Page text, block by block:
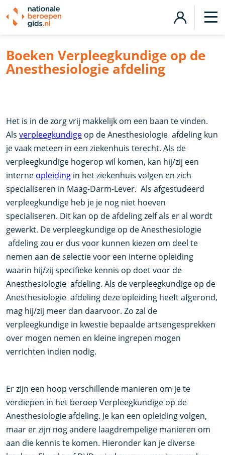
Boeken Verpleegkundige op de
Anesthesiologie afdeling
Het is in de zorg vrij makkelijk om een baan te vinden.
Alsverpleegkundige op de Anesthesiologie afdeling kun
je vaak meteen in een ziekenhuis terecht. Als de
verpleegkundige hogerop wil komen, kan hij/zij een
interne opleiding in het ziekenhuis volgen en zich
specialiseren in Maag-Darm-Lever. Als afgestudeerd
verpleegkundige heb je je nog niet hoeven
specialiseren. Dit kan op de afdeling zelf als er al wordt
gewerkt. De verpleegkundige op de Anesthesiologie
afdeling zou er dus voor kunnen kiezen om deel te
nemen aan de selectie voor een interne opleiding
waarin hij/zij specifieke kennis op doet voor de
Anesthesiologie afdeling. Als de verpleegkundige op de
Anesthesiologie afdeling deze opleiding heeft afgerond,
mag hij/zij meer dan daarvoor. Zo zal de
verpleegkundige in kwestie bepaalde artsengesprekken
over mogen nemen en kleine ingrepen mogen
verrichten indien nodig.
Er zijn een hoop verschillende manieren om je te
verdiepen in het beroep Verpleegkundige op de
Anesthesiologie afdeling. Je kan een opleiding volgen,
maar er zijn nog andere laagdrempelige manieren om
aan die kennis te komen. Hieronder kan je diverse